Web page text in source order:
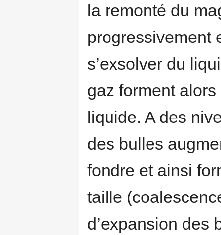
la remonté du
progressivement
s’exsolver du
gaz forment
liquide. A des
des bulles
fondre et ainsi
taille
d’expansion des